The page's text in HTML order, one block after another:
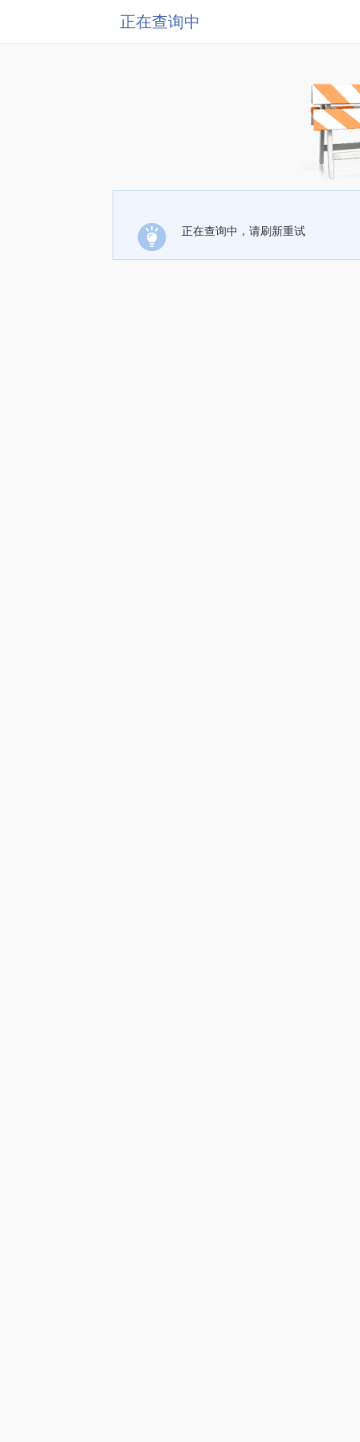
正在查询中
正在查询中，请刷新重试